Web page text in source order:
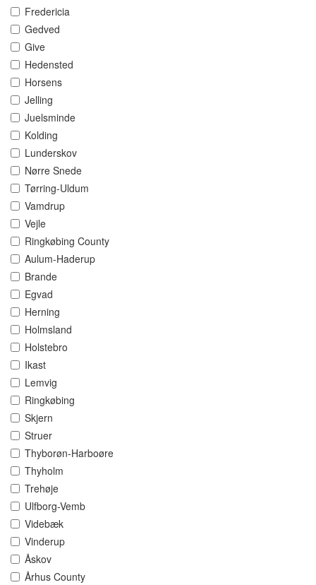
Fredericia
Gedved
Give
Hedensted
Horsens
Jelling
Juelsminde
Kolding
Lunderskov
Nørre Snede
Tørring-Uldum
Vamdrup
Vejle
Ringkøbing County
Aulum-Haderup
Brande
Egvad
Herning
Holmsland
Holstebro
Ikast
Lemvig
Ringkøbing
Skjern
Struer
Thyborøn-Harboøre
Thyholm
Trehøje
Ulfborg-Vemb
Videbæk
Vinderup
Åskov
Århus County